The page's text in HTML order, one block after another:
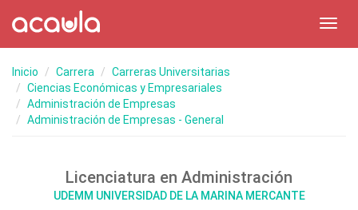
Inicio Carrera
Carreras Universitarias
Ciencias Económicas y Empresariales
Administración de Empresas
Administración de Empresas - General
Licenciatura en Administración
UDEMM UNIVERSIDAD DE LA MARINA MERCANTE